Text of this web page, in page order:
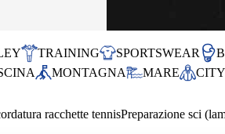
TRAINING SPORTSWEAR
MONTAGNA MARE
racchette tennisPreparazione sci